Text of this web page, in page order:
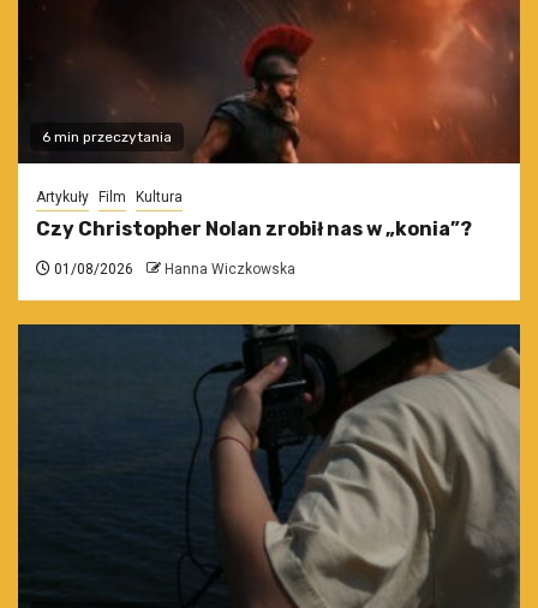
6 min przeczytania
Artykuły Film Kultura
Czy Christopher Nolan zrobił nas w „konia”?
01/08/2026 Hanna Wiczkowska